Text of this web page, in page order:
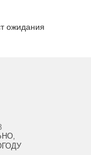
ожидания